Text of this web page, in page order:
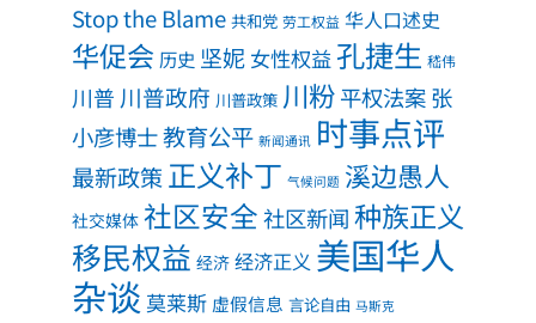
Stop the Blame 共和党 劳工权益 华人口述史
华促会 历史 坚妮 女性权益 孔捷生 嵇伟
川普 川普政府 川普政策 川粉平权法案张
小彦博士教育公平 新闻通讯 时事点评
最新政策正义补丁 气候问题 溪边愚人
社交媒体 社区安全社区新闻种族正义
移民权益 经济 经济正义 美国华人
杂谈 莫莱斯 虚假信息 言论自由 马斯克